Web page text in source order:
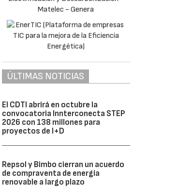
ÚLTIMAS NOTICIAS
El CDTI abrirá en octubre la
convocatoria Innterconecta STEP
2026 con 138 millones para
proyectos de I+D
Repsol y Bimbo cierran un acuerdo
de compraventa de energía
renovable a largo plazo